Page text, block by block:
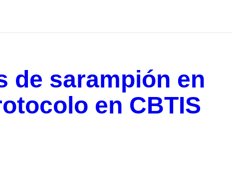
de sarampión en
en CBTIS